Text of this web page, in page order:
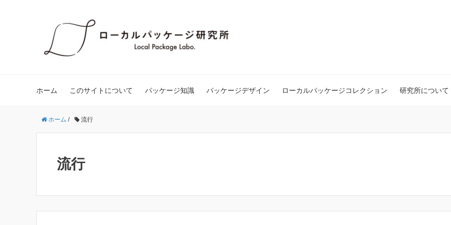
ホーム このサイトについて パッケージ知識 パッケージデザイン ローカルパッケージコレクション 研究所について
ホーム / 流行
流行